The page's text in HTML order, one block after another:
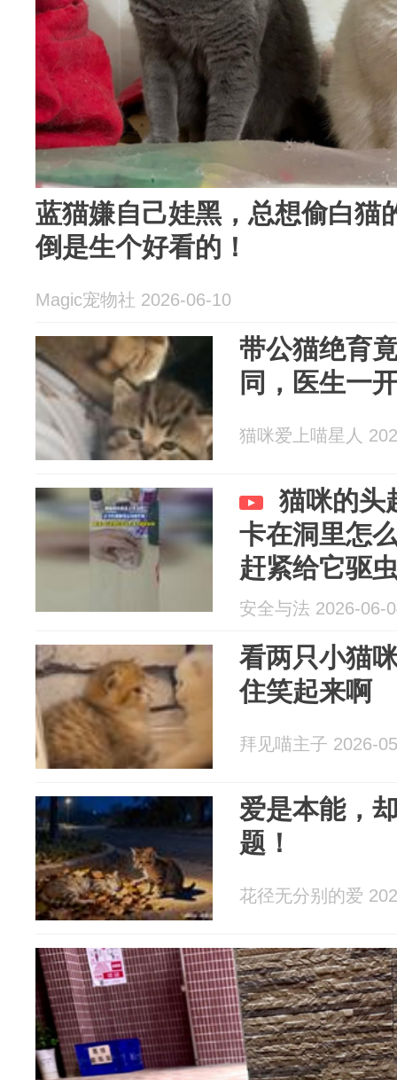
蓝猫嫌自己娃黑，总想偷白猫
倒是生个好看的！
Magic宠物社 2026-06-10
带公猫绝育
同，医生一
猫咪爱上喵星人
猫咪的头
卡在洞里怎
赶紧给它驱
安全与法 2026-06-
看两只小猫
住笑起来啊
拜见喵主子 2026-
爱是本能，
题！
花径无分别的爱